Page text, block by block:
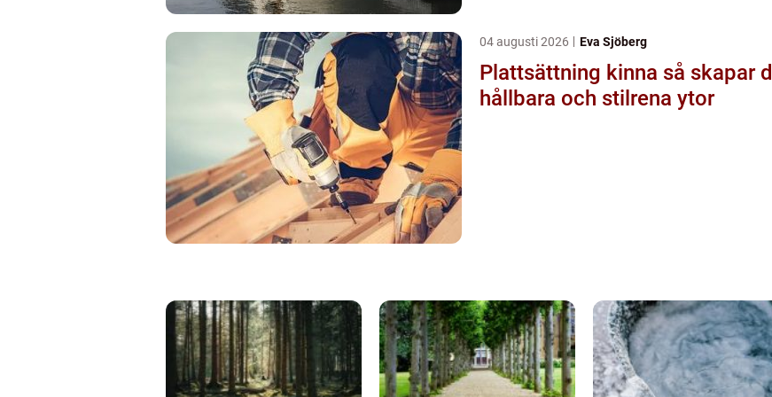
04 augusti 2026 Eva Sjöberg
Plattsättning kinna så skapar du
hållbara och stilrena ytor